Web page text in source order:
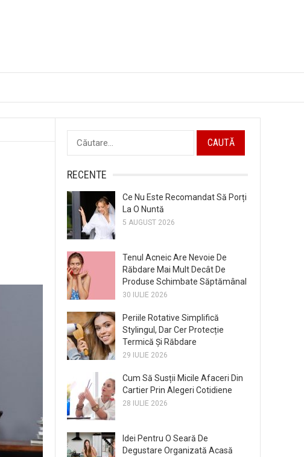
Caută
după:
RECENTE
Ce Nu Este Recomandat Să Porți
La O Nuntă
5 AUGUST 2026
Tenul Acneic Are Nevoie De
Răbdare Mai Mult Decât De
Produse Schimbate Săptămânal
30 IULIE 2026
Periile Rotative Simplifică
Stylingul, Dar Cer Protecție
Termică Și Răbdare
29 IULIE 2026
Cum Să Susții Micile Afaceri Din
Cartier Prin Alegeri Cotidiene
28 IULIE 2026
Idei Pentru O Seară De
Degustare Organizată Acasă